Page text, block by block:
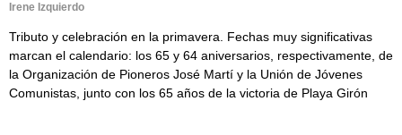
Irene Izquierdo
Tributo y celebración en la primavera. Fechas muy significativas
marcan el calendario: los 65 y 64 aniversarios, respectivamente, de
la Organización de Pioneros José Martí y la Unión de Jóvenes
Comunistas, junto con los 65 años de la victoria de Playa Girón